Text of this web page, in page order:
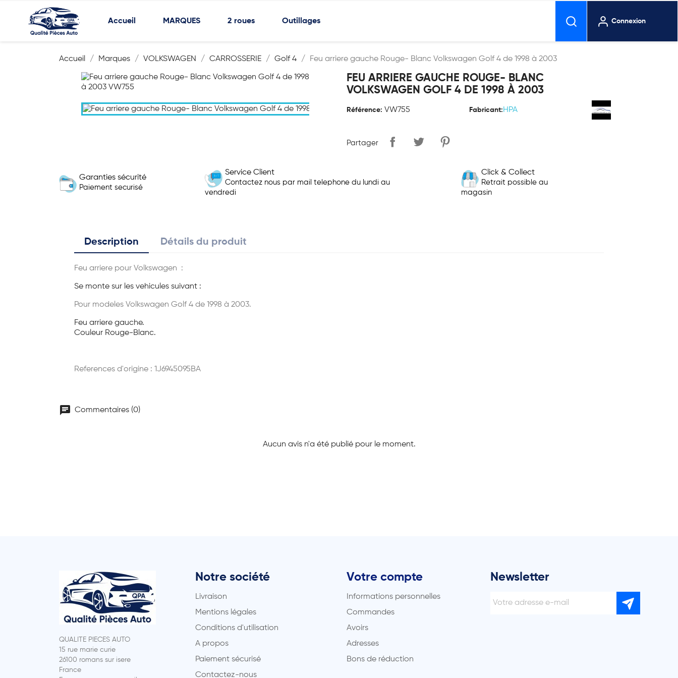
Accueil MARQUES 2 roues Outillages Connexion
Accueil Marques VOLKSWAGEN CARROSSERIE Golf 4 Feu arriere gauche Rouge- Blanc Volkswagen Golf 4 de 1998 à 2003
FEU ARRIERE GAUCHE ROUGE- BLANC
VOLKSWAGEN GOLF 4 DE 1998 À 2003
Référence: VW755 Fabricant: HPA
Partager
Garanties sécurité
Paiement securisé
Service Client
Contactez nous par mail telephone du lundi au
vendredi
Click & Collect
Retrait possible au
magasin
Description Détails du produit
Feu arriere pour Volkswagen :
Se monte sur les vehicules suivant :
Pour modeles Volkswagen Golf 4 de 1998 à 2003.
Feu arriere gauche.
Couleur Rouge-Blanc.
References d'origine : 1J6945095BA
chat Commentaires (0)
Aucun avis n'a été publié pour le moment.
QUALITE PIECES AUTO
15 rue marie curie
26100 romans sur isere
France
Notre société
Livraison
Mentions légales
Conditions d'utilisation
A propos
Paiement sécurisé
Contactez-nous
Votre compte
Informations personnelles
Commandes
Avoirs
Adresses
Bons de réduction
Newsletter